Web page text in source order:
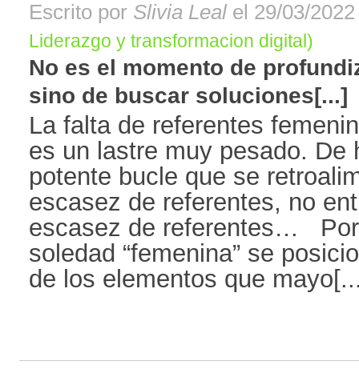
Escrito por Slivia Leal el 29/03/
Liderazgo y transformacion digital)
No es el momento de
sino de buscar soluciones[...]
La falta de referentes
es un lastre muy pesado. De
potente bucle que se
escasez de referentes, no
escasez de referentes…
soledad “femenina” se
de los elementos que